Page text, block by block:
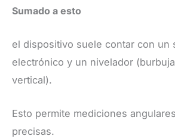
Sumado a esto
el dispositivo suele contar con un
electrónico y un nivelador
vertical).
Esto permite mediciones
precisas.